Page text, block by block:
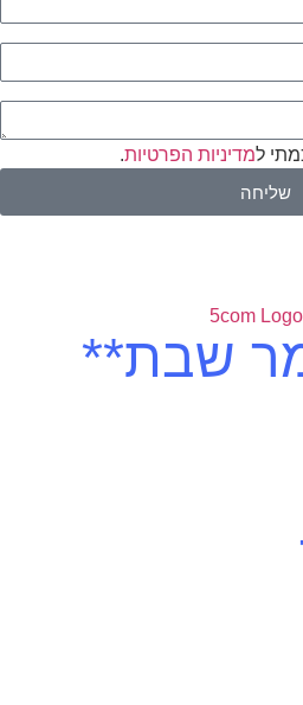
למדיניות הפרטיות.
שליחה
שבת**